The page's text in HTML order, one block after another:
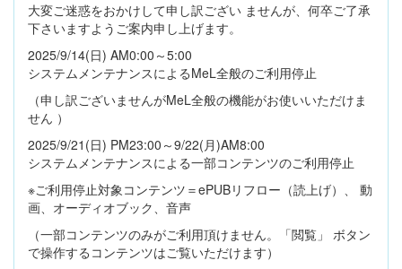
大変ご迷惑をおかけして申し訳ござい ませんが、何卒ご了承
下さいますようご案内申し上げます。
2025/9/14(日) AM0:00～5:00
システムメンテナンスによるMeL全般のご利用停止
（申し訳ございませんがMeL全般の機能がお使いいただけま
せん ）
2025/9/21(日) PM23:00～9/22(月)AM8:00
システムメンテナンスによる一部コンテンツのご利用停止
※ご利用停止対象コンテンツ＝ePUBリフロー（読上げ）、 動
画、オーディオブック、音声
（一部コンテンツのみがご利用頂けません。「閲覧」 ボタン
で操作するコンテンツはご覧いただけます）